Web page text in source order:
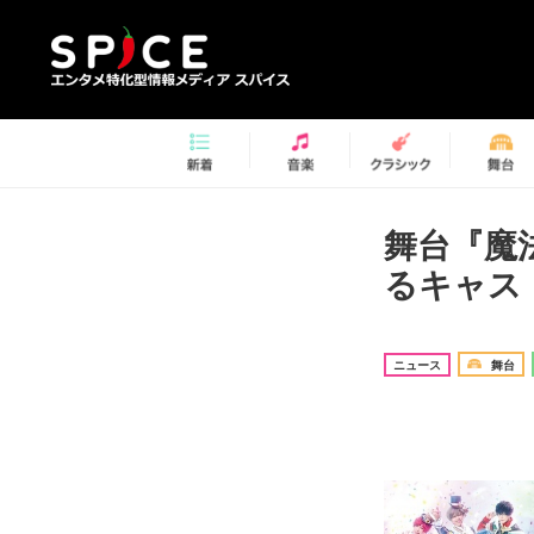
舞台『魔
るキャス
ニュース 舞台